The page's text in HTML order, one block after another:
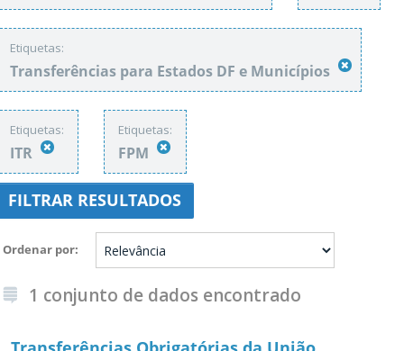
Etiquetas:
Transferências para Estados DF e Municípios
Etiquetas:
ITR
Etiquetas:
FPM
FILTRAR RESULTADOS
Ordenar por
1 conjunto de dados encontrado